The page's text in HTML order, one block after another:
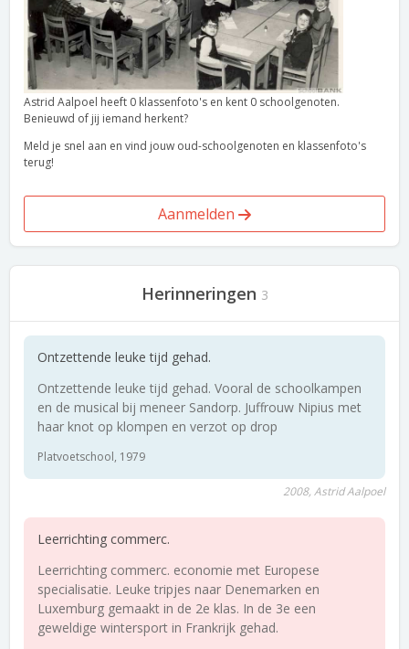
Astrid Aalpoel heeft 0 klassenfoto's en kent 0 schoolgenoten.
Benieuwd of jij iemand herkent?
Meld je snel aan en vind jouw oud-schoolgenoten en klassenfoto's
terug!
Aanmelden
Herinneringen 3
Ontzettende leuke tijd gehad.
Ontzettende leuke tijd gehad. Vooral de schoolkampen
en de musical bij meneer Sandorp. Juffrouw Nipius met
haar knot op klompen en verzot op drop
Platvoetschool, 1979
2008, Astrid Aalpoel
Leerrichting commerc.
Leerrichting commerc. economie met Europese
specialisatie. Leuke tripjes naar Denemarken en
Luxemburg gemaakt in de 2e klas. In de 3e een
geweldige wintersport in Frankrijk gehad.